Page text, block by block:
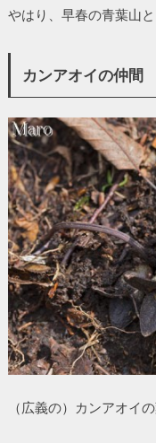
やはり、早春の青葉山
カンアオイの仲間
（広義の）カンアオイ